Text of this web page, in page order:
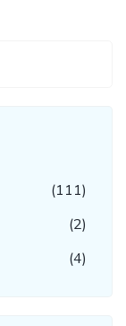
(111)
(2)
(4)